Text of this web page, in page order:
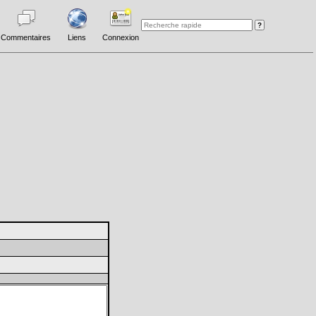
Commentaires Liens Connexion